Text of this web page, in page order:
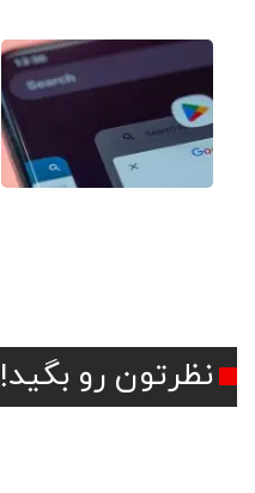
نظرتون رو بگید!